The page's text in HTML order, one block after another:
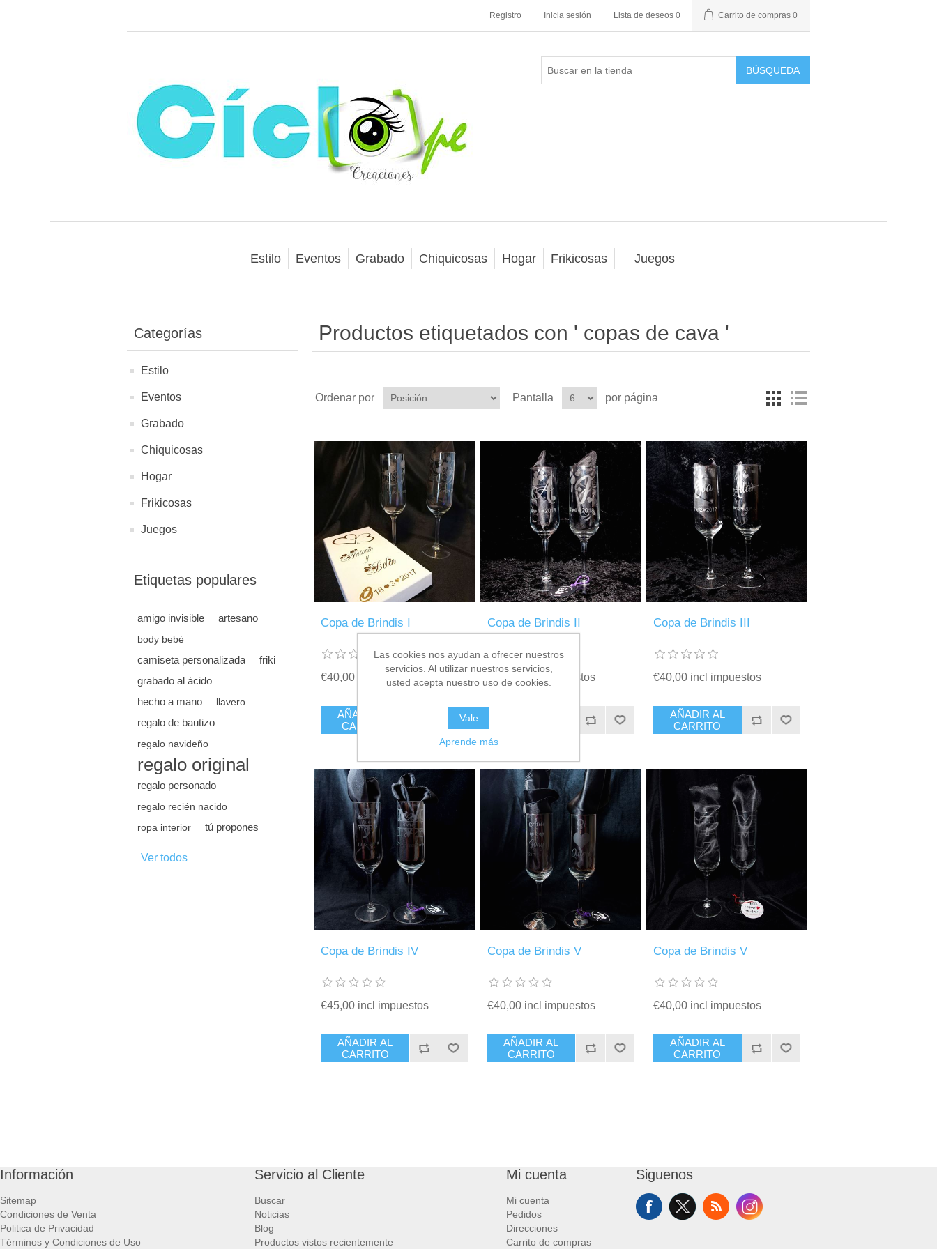
Registro Inicia sesión Lista de deseos 0 Carrito de compras 0
BÚSQUEDA
Estilo Eventos Grabado Chiquicosas Hogar Frikicosas Juegos
Categorías
Estilo
Eventos
Grabado
Chiquicosas
Hogar
Frikicosas
Juegos
Etiquetas populares
amigo invisible artesano
body bebé
camiseta personalizada
friki
grabado al ácido
hecho a mano
llavero
regalo de bautizo
regalo navideño
regalo original
regalo personado
regalo recién nacido
ropa interior
tú propones
Ver todos
Productos etiquetados con ' copas de cava '
Ordenar por Pantalla por página
Copa de Brindis I
€40,00 incl impuestos
AÑADIR AL
CARRITO
Copa de Brindis II
€40,00 incl impuestos
Copa de Brindis III
€40,00 incl impuestos
AÑADIR AL
CARRITO
Copa de Brindis IV
€45,00 incl impuestos
AÑADIR AL
CARRITO
Copa de Brindis V
€40,00 incl impuestos
AÑADIR AL
CARRITO
Copa de Brindis V
€40,00 incl impuestos
AÑADIR AL
CARRITO
Información
Sitemap
Condiciones de Venta
Politica de Privacidad
Términos y Condiciones de Uso
Servicio al Cliente
Buscar
Noticias
Blog
Productos vistos recientemente
Mi cuenta
Mi cuenta
Pedidos
Direcciones
Carrito de compras
Siguenos
Las cookies nos ayudan a ofrecer nuestros
servicios. Al utilizar nuestros servicios,
usted acepta nuestro uso de cookies.
Vale
Aprende más